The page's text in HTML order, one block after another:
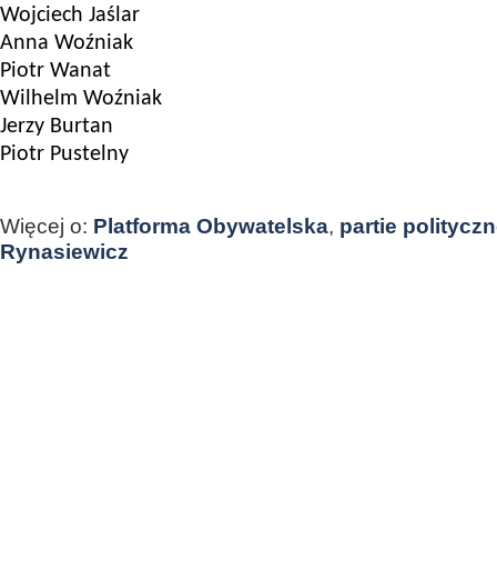
Wojciech Jaślar
Anna Woźniak
Piotr Wanat
Wilhelm Woźniak
Jerzy Burtan
Piotr Pustelny
Więcej o: Platforma Obywatelska, partie
Rynasiewicz